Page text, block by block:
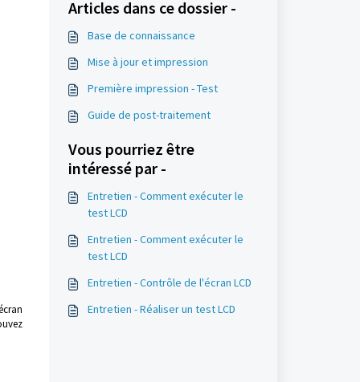
Articles dans ce dossier -
Base de connaissance
Mise à jour et impression
Première impression - Test
Guide de post-traitement
Vous pourriez être
intéressé par -
Entretien - Comment exécuter le
test LCD
Entretien - Comment exécuter le
test LCD
Entretien - Contrôle de l'écran LCD
Entretien - Réaliser un test LCD